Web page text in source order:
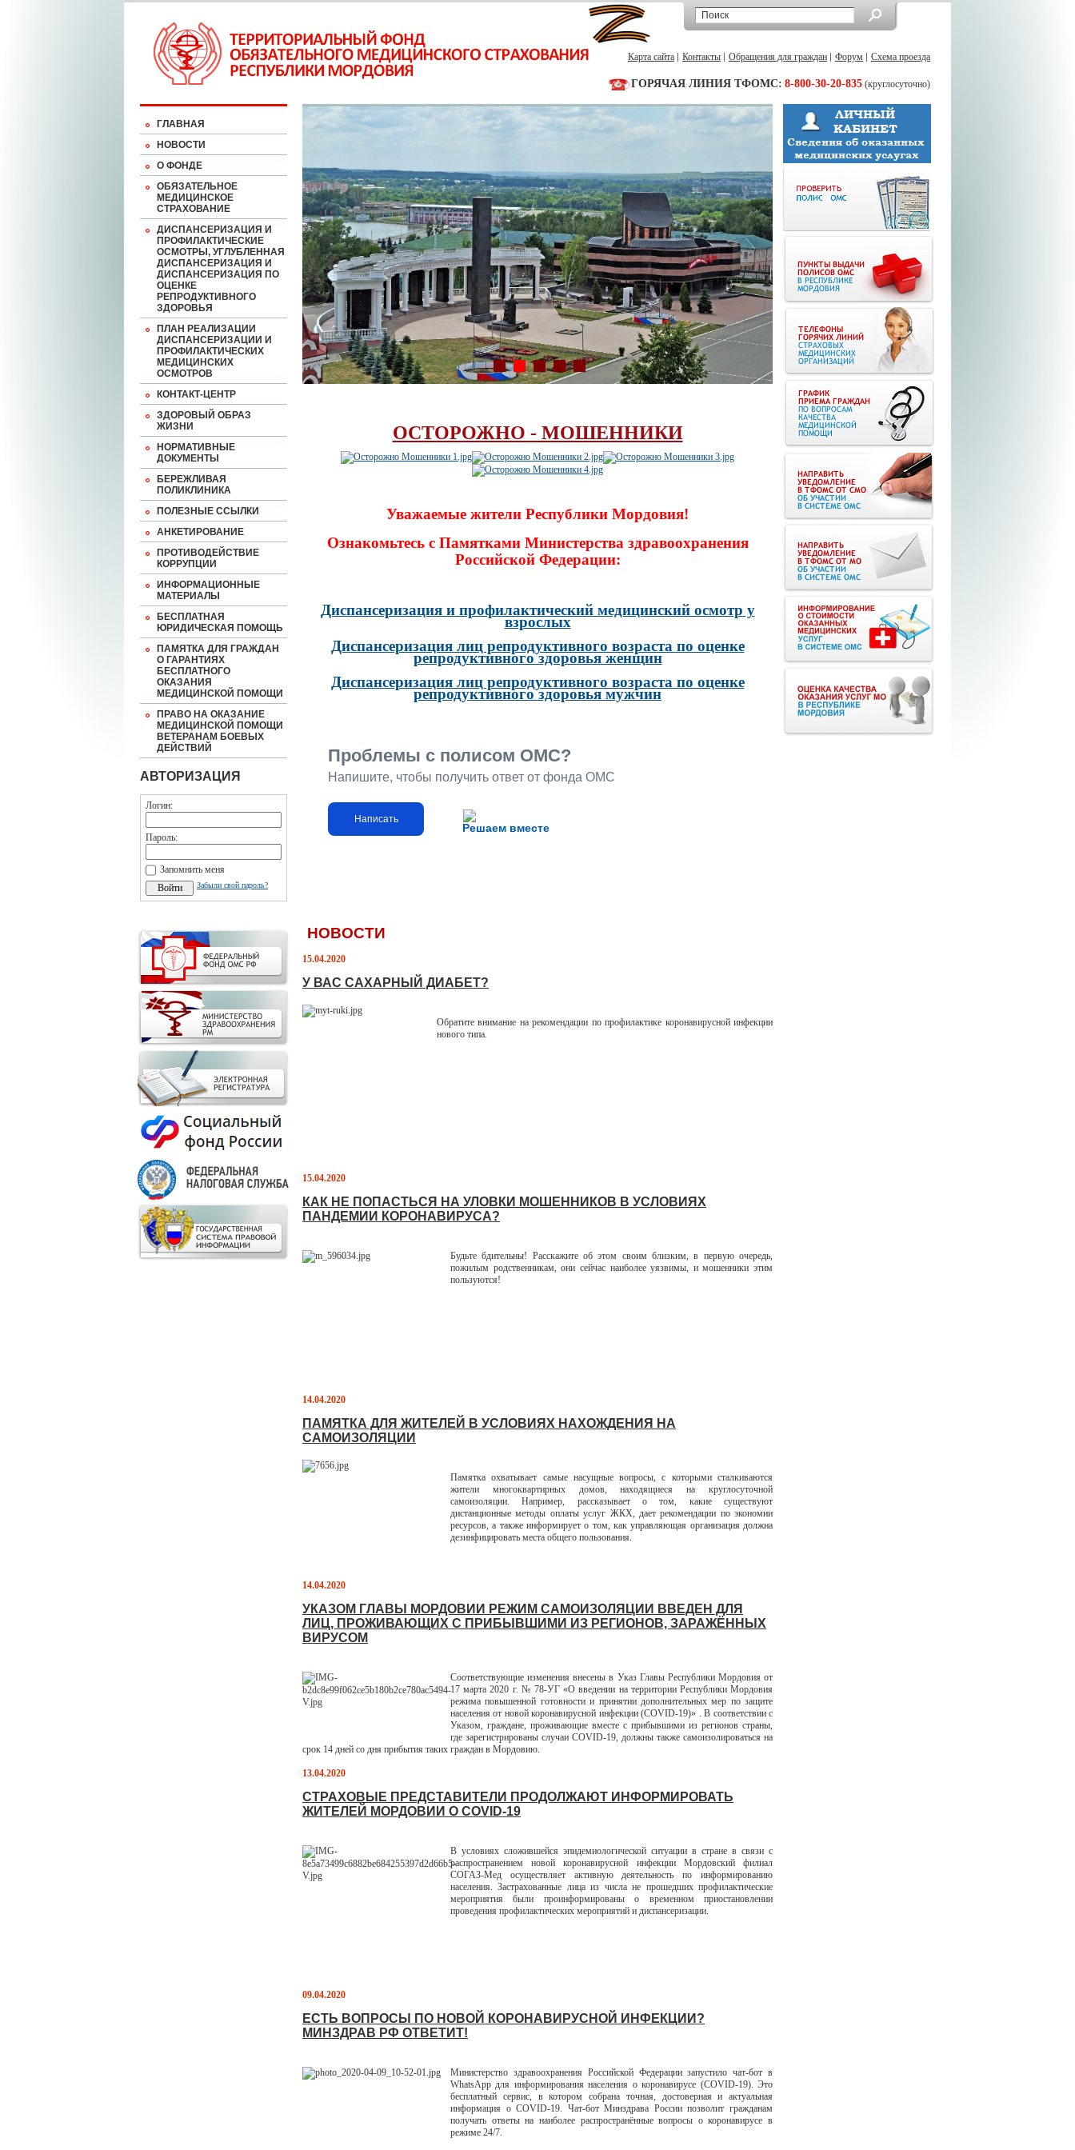
Карта сайта Контакты Обращения для граждан Форум Схема проезда
ГОРЯЧАЯ ЛИНИЯ ТФОМС: 8-800-30-20-835 (круглосуточно)
ГЛАВНАЯ
НОВОСТИ
О ФОНДЕ
ОБЯЗАТЕЛЬНОЕ
МЕДИЦИНСКОЕ
СТРАХОВАНИЕ
ДИСПАНСЕРИЗАЦИЯ И
ПРОФИЛАКТИЧЕСКИЕ
ОСМОТРЫ, УГЛУБЛЕННАЯ
ДИСПАНСЕРИЗАЦИЯ И
ДИСПАНСЕРИЗАЦИЯ ПО
ОЦЕНКЕ
РЕПРОДУКТИВНОГО
ЗДОРОВЬЯ
ПЛАН РЕАЛИЗАЦИИ
ДИСПАНСЕРИЗАЦИИ И
ПРОФИЛАКТИЧЕСКИХ
МЕДИЦИНСКИХ
ОСМОТРОВ
КОНТАКТ-ЦЕНТР
ЗДОРОВЫЙ ОБРАЗ
ЖИЗНИ
НОРМАТИВНЫЕ
ДОКУМЕНТЫ
БЕРЕЖЛИВАЯ
ПОЛИКЛИНИКА
ПОЛЕЗНЫЕ ССЫЛКИ
АНКЕТИРОВАНИЕ
ПРОТИВОДЕЙСТВИЕ
КОРРУПЦИИ
ИНФОРМАЦИОННЫЕ
МАТЕРИАЛЫ
БЕСПЛАТНАЯ
ЮРИДИЧЕСКАЯ ПОМОЩЬ
ПАМЯТКА ДЛЯ ГРАЖДАН
О ГАРАНТИЯХ
БЕСПЛАТНОГО
ОКАЗАНИЯ
МЕДИЦИНСКОЙ ПОМОЩИ
ПРАВО НА ОКАЗАНИЕ
МЕДИЦИНСКОЙ ПОМОЩИ
ВЕТЕРАНАМ БОЕВЫХ
ДЕЙСТВИЙ
АВТОРИЗАЦИЯ
Логин:
Пароль:
Запомнить меня
Забыли свой пароль?
ОСТОРОЖНО - МОШЕННИКИ
Уважаемые жители Республики Мордовия!
Ознакомьтесь с Памятками Министерства здравоохранения
Российской Федерации:
Диспансеризация и профилактический медицинский осмотр у
взрослых
Диспансеризация лиц репродуктивного возраста по оценке
репродуктивного здоровья женщин
Диспансеризация лиц репродуктивного возраста по оценке
репродуктивного здоровья мужчин
Решаем вместе
Проблемы с полисом ОМС?
Напишите, чтобы получить ответ от фонда ОМС
Написать
НОВОСТИ
15.04.2020
У ВАС САХАРНЫЙ ДИАБЕТ?
Обратите внимание на рекомендации по профилактике коронавирусной инфекции
нового типа.
15.04.2020
КАК НЕ ПОПАСТЬСЯ НА УЛОВКИ МОШЕННИКОВ В УСЛОВИЯХ
ПАНДЕМИИ КОРОНАВИРУСА?
Будьте бдительны! Расскажите об этом своим близким, в первую очередь,
пожилым родственникам, они сейчас наиболее уязвимы, и мошенники этим
пользуются!
14.04.2020
ПАМЯТКА ДЛЯ ЖИТЕЛЕЙ В УСЛОВИЯХ НАХОЖДЕНИЯ НА
САМОИЗОЛЯЦИИ
Памятка охватывает самые насущные вопросы, с которыми сталкиваются
жители многоквартирных домов, находящиеся на круглосуточной
самоизоляции. Например, рассказывает о том, какие существуют
дистанционные методы оплаты услуг ЖКХ, дает рекомендации по экономии
ресурсов, а также информирует о том, как управляющая организация должна
дезинфицировать места общего пользования.
14.04.2020
УКАЗОМ ГЛАВЫ МОРДОВИИ РЕЖИМ САМОИЗОЛЯЦИИ ВВЕДЕН ДЛЯ
ЛИЦ, ПРОЖИВАЮЩИХ С ПРИБЫВШИМИ ИЗ РЕГИОНОВ, ЗАРАЖЁННЫХ
ВИРУСОМ
Соответствующие изменения внесены в Указ Главы Республики Мордовия от
17 марта 2020 г. № 78-УГ «О введении на территории Республики Мордовия
режима повышенной готовности и принятии дополнительных мер по защите
населения от новой коронавирусной инфекции (COVID-19)» . В соответствии с
Указом, граждане, проживающие вместе с прибывшими из регионов страны,
где зарегистрированы случаи COVID-19, должны также самоизолироваться на
срок 14 дней со дня прибытия таких граждан в Мордовию.
13.04.2020
СТРАХОВЫЕ ПРЕДСТАВИТЕЛИ ПРОДОЛЖАЮТ ИНФОРМИРОВАТЬ
ЖИТЕЛЕЙ МОРДОВИИ О COVID-19
В условиях сложившейся эпидемиологической ситуации в стране в связи с
распространением новой коронавирусной инфекции Мордовский филиал
СОГАЗ-Мед осуществляет активную деятельность по информированию
населения. Застрахованные лица из числа не прошедших профилактические
мероприятия были проинформированы о временном приостановлении
проведения профилактических мероприятий и диспансеризации.
09.04.2020
ЕСТЬ ВОПРОСЫ ПО НОВОЙ КОРОНАВИРУСНОЙ ИНФЕКЦИИ?
МИНЗДРАВ РФ ОТВЕТИТ!
Министерство здравоохранения Российской Федерации запустило чат-бот в
WhatsApp для информирования населения о коронавирусе (COVID-19). Это
бесплатный сервис, в котором собрана точная, достоверная и актуальная
информация о COVID-19. Чат-бот Минздрава России позволит гражданам
получать ответы на наиболее распространённые вопросы о коронавирусе в
режиме 24/7.